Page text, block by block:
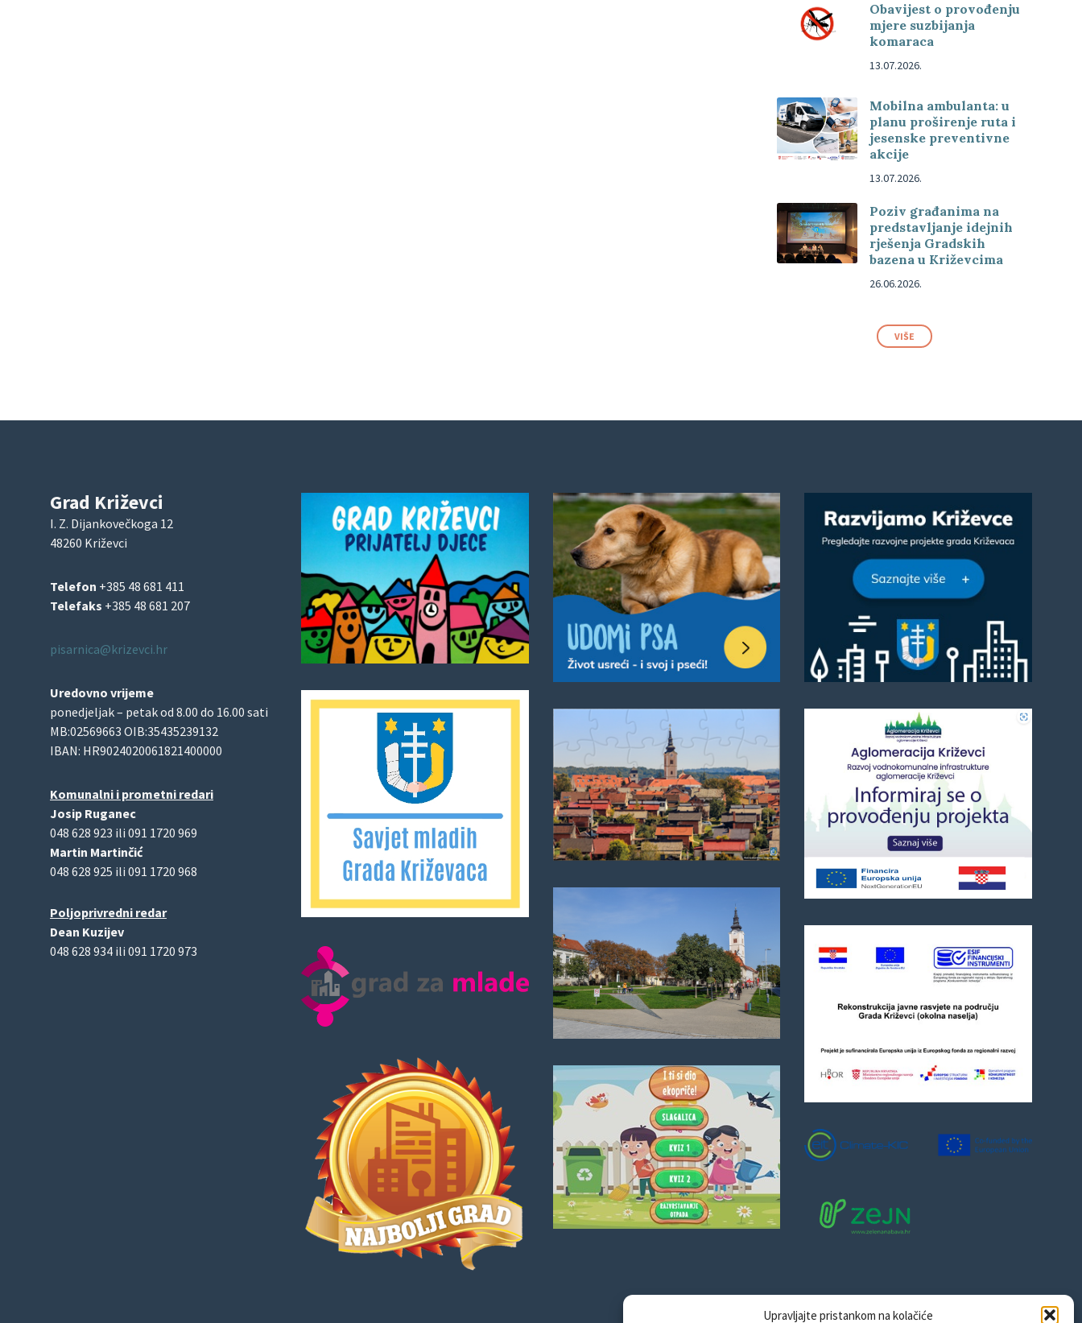
Upravljajte pristankom na kolačiće
Obavijest o provođenju
mjere suzbijanja
komaraca
13.07.2026.
Mobilna ambulanta: u
planu proširenje ruta i
jesenske preventivne
akcije
13.07.2026.
Poziv građanima na
predstavljanje idejnih
rješenja Gradskih
bazena u Križevcima
26.06.2026.
VIŠE
Grad Križevci
I. Z. Dijankovečkoga 12
48260 Križevci
Telefon +385 48 681 411
Telefaks +385 48 681 207
pisarnica@krizevci.hr
Uredovno vrijeme
ponedjeljak – petak od 8.00 do 16.00 sati
MB:02569663 OIB:35435239132
IBAN: HR9024020061821400000
Komunalni i prometni redari
Josip Ruganec
048 628 923 ili 091 1720 969
Martin Martinčić
048 628 925 ili 091 1720 968
Poljoprivredni redar
Dean Kuzijev
048 628 934 ili 091 1720 973